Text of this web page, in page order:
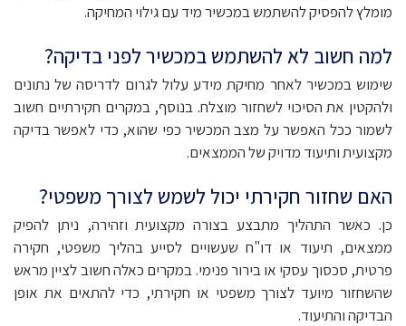
מומלץ להפסיק להשתמש במכשיר מיד עם גילוי המחיקה.
למה חשוב לא להשתמש במכשיר לפני בדיקה?
שימוש במכשיר לאחר מחיקת מידע עלול לגרום לדריסה של נתונים
ולהקטין את הסיכוי לשחזור מוצלח. בנוסף, במקרים חקירתיים חשוב
לשמור ככל האפשר על מצב המכשיר כפי שהוא, כדי לאפשר בדיקה
מקצועית ותיעוד מדויק של הממצאים.
האם שחזור חקירתי יכול לשמש לצורך משפטי?
כן. כאשר התהליך מתבצע בצורה מקצועית וזהירה, ניתן להפיק
ממצאים, תיעוד או דו"ח שעשויים לסייע בהליך משפטי, חקירה
פרטית, סכסוך עסקי או בירור פנימי. במקרים כאלה חשוב לציין מראש
שהשחזור מיועד לצורך משפטי או חקירתי, כדי להתאים את אופן
הבדיקה והתיעוד.